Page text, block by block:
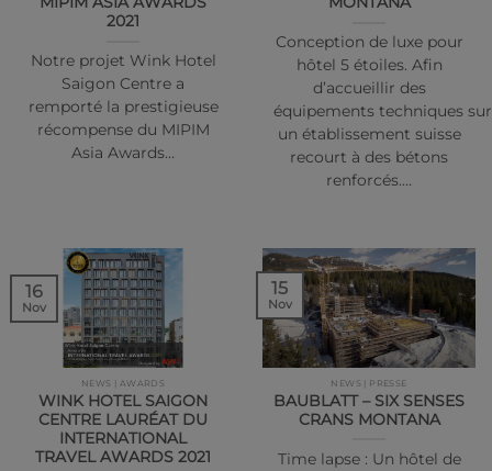
2021
Notre projet Wink Hotel
Saigon Centre a
remporté la prestigieuse
récompense du MIPIM
Asia Awards…
Conception de luxe pour
hôtel 5 étoiles. Afin
d’accueillir des
équipements techniques
un établissement suisse
recourt à des bétons
renforcés.…
NEWS | AWARDS
WINK HOTEL SAIGON
CENTRE LAURÉAT DU
INTERNATIONAL
TRAVEL AWARDS 2021
16
Nov
NEWS | PRESSE
BAUBLATT – SIX SENSES
CRANS MONTANA
Time lapse : Un hôtel de
15
Nov